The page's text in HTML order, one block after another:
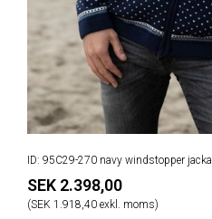
ID: 95C29-270 navy windstopper jacka
SEK 2.398,00
(SEK 1.918,40 exkl. moms)